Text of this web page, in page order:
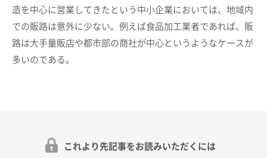
造を中心に営業してきたという中小企業においては、地域内
での販路は意外に少ない。例えば食品加工業者であれば、販
路は大手量販店や都市部の商社が中心というようなケースが
多いのである。
これより先記事をお読みいただくには